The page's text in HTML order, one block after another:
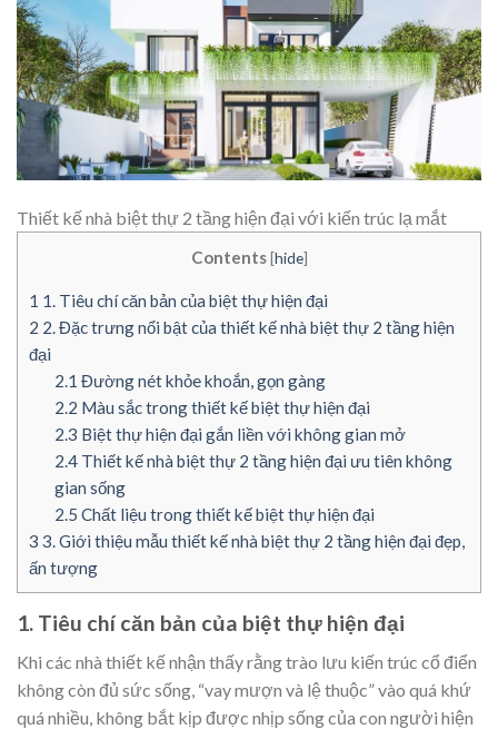
Thiết kế nhà biệt thự 2 tầng hiện đại với kiến trúc lạ mắt
Contents [hide]
1 1. Tiêu chí căn bản của biệt thự hiện đại
2 2. Đặc trưng nổi bật của thiết kế nhà biệt thự 2 tầng hiện
đại
2.1 Đường nét khỏe khoắn, gọn gàng
2.2 Màu sắc trong thiết kế biệt thự hiện đại
2.3 Biệt thự hiện đại gắn liền với không gian mở
2.4Thiết kế nhà biệt thự 2 tầng hiện đại ưu tiên không
gian sống
2.5 Chất liệu trong thiết kế biệt thự hiện đại
3 3. Giới thiệu mẫu thiết kế nhà biệt thự 2 tầng hiện đại đẹp,
ấn tượng
1. Tiêu chí căn bản của biệt thự hiện đại
Khi các nhà thiết kế nhận thấy rằng trào lưu kiến trúc cổ điển
không còn đủ sức sống, “vay mượn và lệ thuộc” vào quá khứ
quá nhiều, không bắt kịp được nhịp sống của con người hiện